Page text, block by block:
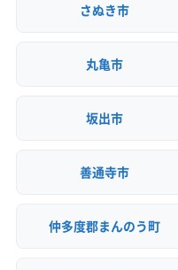
さぬき市
丸亀市
坂出市
善通寺市
仲多度郡まんのう町